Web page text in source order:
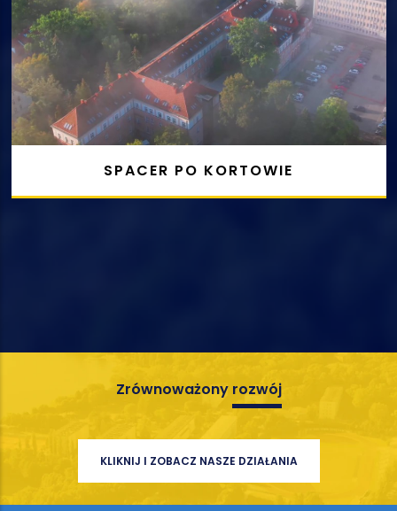
SPACER PO KORTOWIE
Zrównoważony rozwój
KLIKNIJ I ZOBACZ NASZE DZIAŁANIA